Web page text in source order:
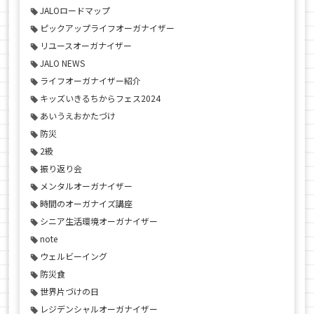
JALOロードマップ
ピックアップライフオーガナイザー
リユースオーガナイザー
JALO NEWS
ライフオーガナイザー紹介
キッズいきるちからフェス2024
あいうえおかたづけ
防災
2級
振り返り会
メンタルオーガナイザー
時間のオーガナイズ講座
シニア生活環境オーガナイザー
note
ウェルビーイング
防災食
世界片づけの日
レジデンシャルオーガナイザー